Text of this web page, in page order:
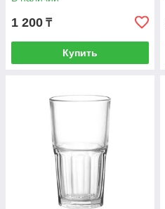
1 200 ₸
Купить